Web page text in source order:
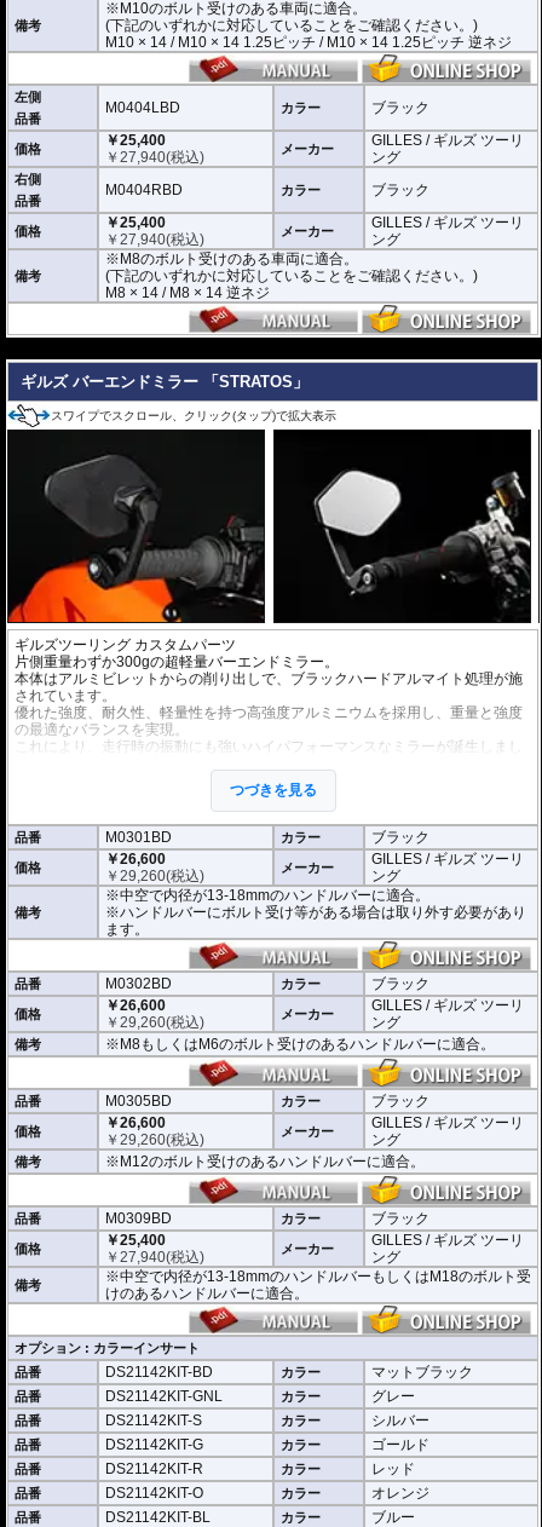
M10 × 14 / M10 × 14 1.25ピッチ / M10 × 14 1.25ピッチ 逆ネジ
M0404LBD / M0404RBD : M8のボルト受けのある車両に適合
※車体側のミラーの取り付け部分が下記のいずれかのネジに対応していること
M8 × 14 / M8 × 14 逆ネジ
※取付箇所の状況や干渉するものがないかなど、あらかじめ寸法図を参考に実
車にて事前にご確認願います。
備考
※M10のボルト受けのある車両に適合。
(下記のいずれかに対応していることをご確認ください。)
M10 × 14 / M10 × 14 1.25ピッチ / M10 × 14 1.25ピッチ 逆ネジ
左側
品番
M0404LBD カラー ブラック
価格
￥25,400
￥27,940(税込) メーカー
GILLES / ギルズ ツーリ
ング
右側
品番
M0404RBD カラー ブラック
価格
￥25,400
￥27,940(税込) メーカー
GILLES / ギルズ ツーリ
ング
備考
※M8のボルト受けのある車両に適合。
(下記のいずれかに対応していることをご確認ください。)
M8 × 14 / M8 × 14 逆ネジ
ギルズ バーエンドミラー 「STRATOS」
スワイプでスクロール、クリック(タップ)で拡大表示
ギルズツーリング カスタムパーツ
片側重量わずか300gの超軽量バーエンドミラー。
本体はアルミビレットからの削り出しで、ブラックハードアルマイト処理が施
されています。
優れた強度、耐久性、軽量性を持つ高強度アルミニウムを採用し、重量と強度
の最適なバランスを実現。
これにより、走行時の振動にも強いハイパフォーマンスなミラーが誕生しまし
ミラーの角度や位置も調整が可能。視認性など安全へ関わる要素へも細心の注
※車検対応。
※1個単位での販売
※左右どちらにも使用できます。
※商品は汎用品となり、主に２系統の取り付け方法をラインナップ。
(取付確認がされているものは下記の適合検索で適合品番をご確認いただけま
M0301BD 中空で内径が13-18mmのハンドルバーに適合
M0302BD M8もしくはM6のボルト受けのあるハンドルバーに適合
M0305BD M12のボルト受けのあるハンドルバーに適合
M0309BD 中空で内径が13-18mmのハンドルバーもしくはM18のボルト受け
のあるハンドルバーに適合
別売オプションにカラーインサートをご用意。
車体のイメージに合わせたカスタムが可能となり、ワンポイントアクセントと
してその存在感を高めます。
つづきを見る
品番 M0301BD カラー ブラック
価格
￥26,600
￥29,260(税込) メーカー
GILLES / ギルズ ツーリ
ング
備考
※中空で内径が13-18mmのハンドルバーに適合。
※ハンドルバーにボルト受け等がある場合は取り外す必要があり
ます。
品番 M0302BD カラー ブラック
価格
￥26,600
￥29,260(税込) メーカー
GILLES / ギルズ ツーリ
ング
備考 ※M8もしくはM6のボルト受けのあるハンドルバーに適合。
品番 M0305BD カラー ブラック
価格
￥26,600
￥29,260(税込) メーカー
GILLES / ギルズ ツーリ
ング
備考 ※M12のボルト受けのあるハンドルバーに適合。
品番 M0309BD カラー ブラック
価格
￥25,400
￥27,940(税込) メーカー
GILLES / ギルズ ツーリ
ング
備考
※中空で内径が13-18mmのハンドルバーもしくはM18のボルト受
けのあるハンドルバーに適合。
オプション : カラーインサート
品番
DS21142KIT-BD カラー マットブラック
品番 DS21142KIT-GNL カラー グレー
品番 DS21142KIT-S カラー シルバー
品番 DS21142KIT-G カラー ゴールド
品番 DS21142KIT-R カラー レッド
品番 DS21142KIT-O カラー オレンジ
品番 DS21142KIT-BL カラー ブルー